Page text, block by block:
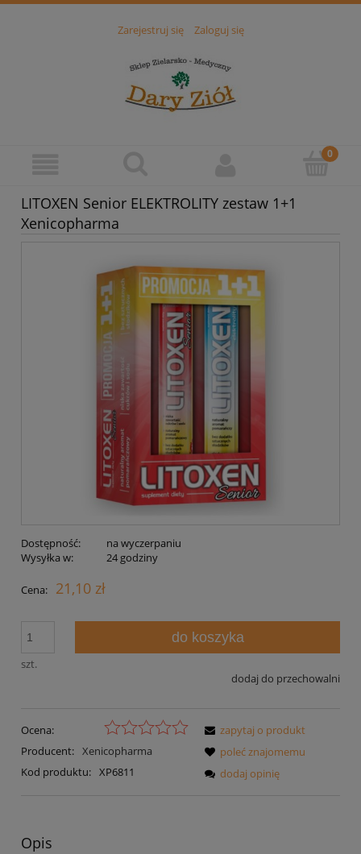
Zarejestruj się Zaloguj się
LITOXEN Senior ELEKTROLITY zestaw 1+1
Xenicopharma
Dostępność:
na wyczerpaniu
Wysyłka w:
24 godziny
Cena: 21,10 zł
szt.
do koszyka
dodaj do przechowalni
Ocena:
Producent: Xenicopharma
Kod produktu: XP6811
zapytaj o produkt
poleć znajomemu
dodaj opinię
Opis